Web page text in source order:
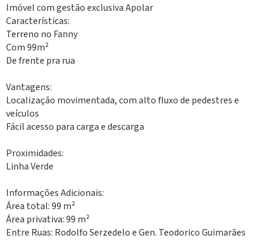
Imóvel com gestão exclusiva Apolar
Características:
Terreno no Fanny
Com 99m²
De frente pra rua
Vantagens:
Localização movimentada, com alto fluxo de pedestres e
veículos
Fácil acesso para carga e descarga
Proximidades:
Linha Verde
Informações Adicionais:
Área total: 99 m²
Área privativa: 99 m²
Entre Ruas: Rodolfo Serzedelo e Gen. Teodorico Guimarães